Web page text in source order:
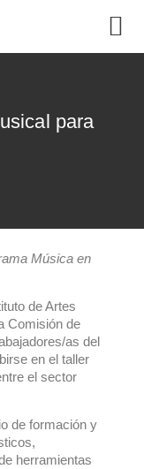
para
Música en
de Artes
Comisión de
as del
en el taller
el sector
de formación y
herramientas